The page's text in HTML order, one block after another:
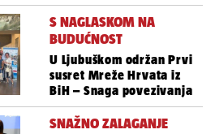
S NAGLASKOM NA
BUDUĆNOST
U Ljubuškom održan Prvi
susret Mreže Hrvata iz
BiH – Snaga povezivanja
SNAŽNO ZALAGANJE